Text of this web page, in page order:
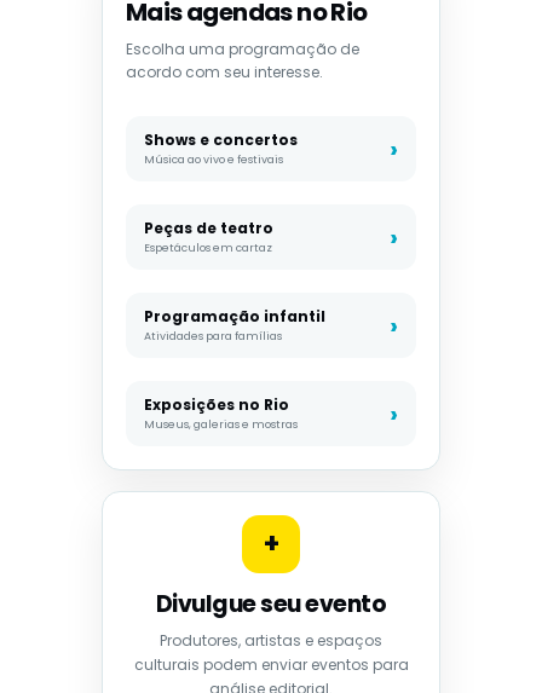
Mais agendas no Rio
Escolha uma programação de
acordo com seu interesse.
Shows e concertos
Música ao vivo e festivais
Peças de teatro
Espetáculos em cartaz
Programação infantil
Atividades para famílias
Exposições no Rio
Museus, galerias e mostras
+
Divulgue seu evento
Produtores, artistas e espaços
culturais podem enviar eventos para
análise editorial.